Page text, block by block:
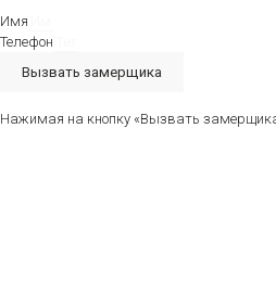
Имя
Телефон
Вызвать замерщика
Нажимая на кнопку «Вызвать